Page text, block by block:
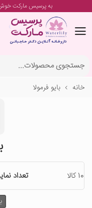
به پرسیس مارکت
خانه بایو فرمولا
10 کالا تعداد